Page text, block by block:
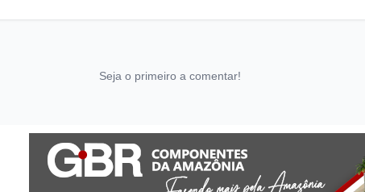
Seja o primeiro a comentar!